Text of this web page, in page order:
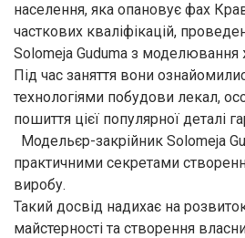
населення, яка опановує фах
часткових кваліфікацій,
Solomeja Guduma з моделювання
Під час заняття вони
технологіями побудови лекал,
пошиття цієї популярної деталі
Модельєр-закрійник Solomeja
практичними секретами
виробу.
Такий досвід надихає на
майстерності та створення